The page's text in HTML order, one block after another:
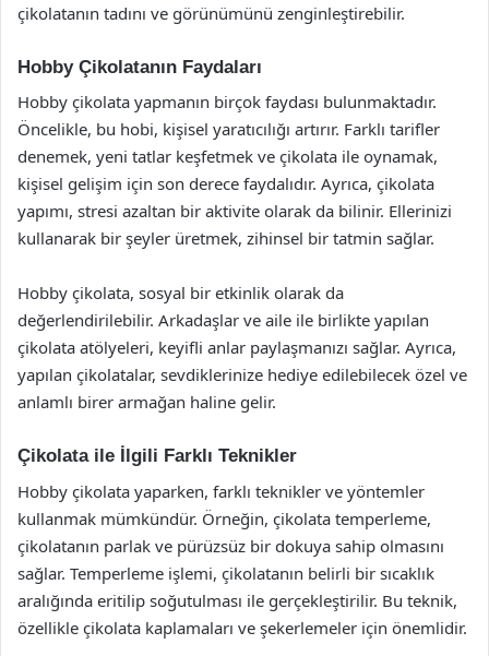
çikolatanın tadını ve görünümünü zenginleştirebilir.
Hobby Çikolatanın Faydaları
Hobby çikolata yapmanın birçok faydası bulunmaktadır.
Öncelikle, bu hobi, kişisel yaratıcılığı artırır. Farklı tarifler
denemek, yeni tatlar keşfetmek ve çikolata ile oynamak,
kişisel gelişim için son derece faydalıdır. Ayrıca, çikolata
yapımı, stresi azaltan bir aktivite olarak da bilinir. Ellerinizi
kullanarak bir şeyler üretmek, zihinsel bir tatmin sağlar.
Hobby çikolata, sosyal bir etkinlik olarak da
değerlendirilebilir. Arkadaşlar ve aile ile birlikte yapılan
çikolata atölyeleri, keyifli anlar paylaşmanızı sağlar. Ayrıca,
yapılan çikolatalar, sevdiklerinize hediye edilebilecek özel ve
anlamlı birer armağan haline gelir.
Çikolata ile İlgili Farklı Teknikler
Hobby çikolata yaparken, farklı teknikler ve yöntemler
kullanmak mümkündür. Örneğin, çikolata temperleme,
çikolatanın parlak ve pürüzsüz bir dokuya sahip olmasını
sağlar. Temperleme işlemi, çikolatanın belirli bir sıcaklık
aralığında eritilip soğutulması ile gerçekleştirilir. Bu teknik,
özellikle çikolata kaplamaları ve şekerlemeler için önemlidir.